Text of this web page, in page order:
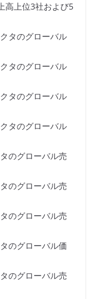
高上位3社および5
タのグローバル
タのグローバル
タのグローバル
タのグローバル
のグローバル売
のグローバル売
のグローバル売
のグローバル価
のグローバル売